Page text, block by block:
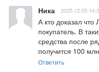
Ника 2025.12.05
А кто доказал
покупатель. В
средства после
получится 100
Ответить